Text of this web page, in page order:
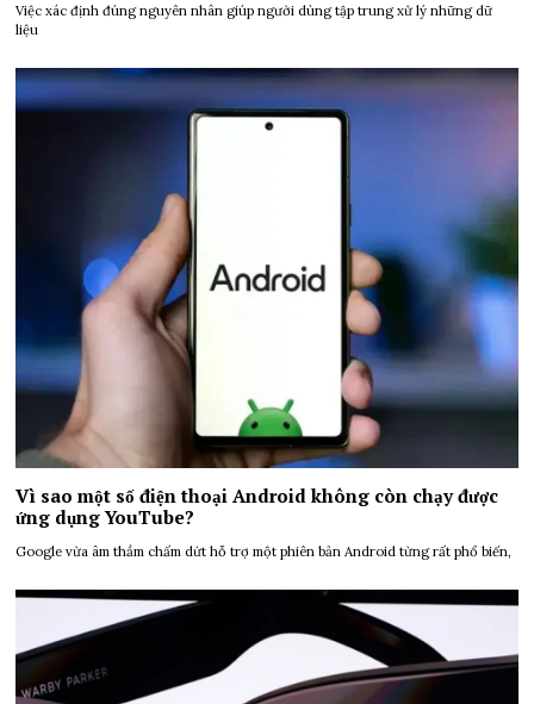
Việc xác định đúng nguyên nhân giúp người dùng tập trung xử lý những dữ
liệu
Vì sao một số điện thoại Android không còn chạy được
ứng dụng YouTube?
Google vừa âm thầm chấm dứt hỗ trợ một phiên bản Android từng rất phổ biến,